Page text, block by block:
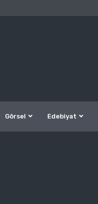
Görsel Edebiyat